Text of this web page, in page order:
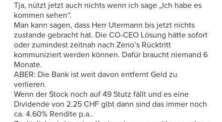
Tja, nützt jetzt auch nichts wenn ich sage „Ich habe es
kommen sehen“.
Man kann sagen, dass Herr Utermann bis jetzt nichts
zustande gebracht hat. Die CO-CEO Lösung hätte sofort
oder zumindest zeitnah nach Zeno’s Rücktritt
kommuniziert werden können. Dafür braucht niemand 6
Monate.
ABER: Die Bank ist weit davon entfernt Geld zu
verlieren.
Wenn der Stock noch auf 49 Stutz fällt und es eine
Dividende von 2.25 CHF gibt dann sind das immer noch
ca. 4.60% Rendite p.a..